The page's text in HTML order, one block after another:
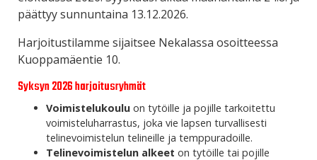
päättyy sunnuntaina 13.12.2026.
Harjoitustilamme sijaitsee Nekalassa osoitteessa
Kuoppamäentie 10.
Syksyn 2026 harjoitusryhmät
Voimistelukoulu on tytöille ja pojille tarkoitettu
voimisteluharrastus, joka vie lapsen turvallisesti
telinevoimistelun telineille ja temppuradoille.
Telinevoimistelun alkeet on tytöille tai pojille